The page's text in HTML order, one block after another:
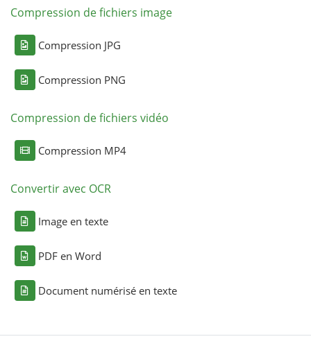
Compression de fichiers image
Compression JPG
Compression PNG
Compression de fichiers vidéo
Compression MP4
Convertir avec OCR
Image en texte
PDF en Word
Document numérisé en texte